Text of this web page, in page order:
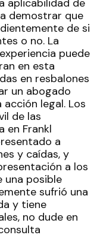
aplicabilidad de
demostrar que
de si
o no. La
puede
en esta
en resbalones
un abogado
legal. Los
de las
en Frankl
a
y caídas, y
a los
una posible
sufrió una
y tiene
no dude en